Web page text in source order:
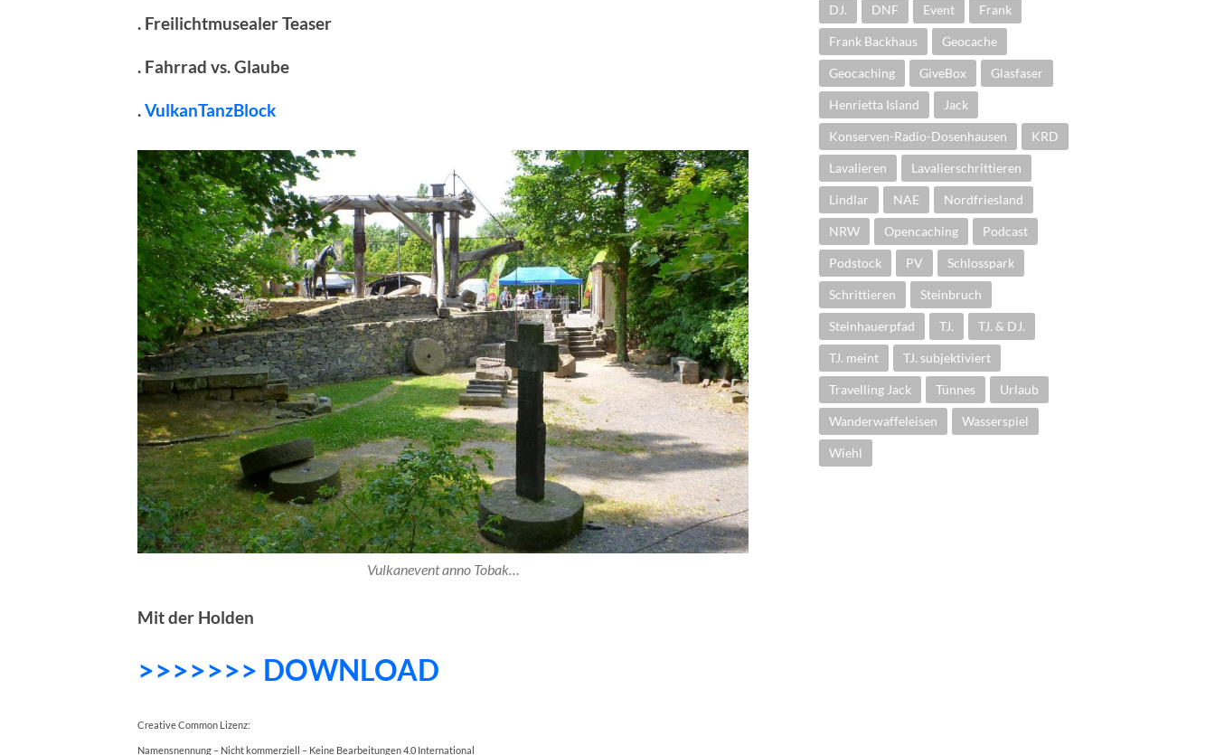
. Freilichtmusealer Teaser
. Fahrrad vs. Glaube
.VulkanTanzBlock
Vulkanevent anno Tobak…
Mit der Holden
>>>>>>> DOWNLOAD
Creative Common Lizenz:
Namensnennung – Nicht kommerziell – Keine Bearbeitungen 4.0 International
DJ. DNF Event Frank
Frank Backhaus Geocache
Geocaching GiveBox Glasfaser
Henrietta Island Jack
Konserven-Radio-Dosenhausen KRD
Lavalieren Lavalierschrittieren
Lindlar NAE Nordfriesland
NRW Opencaching Podcast
Podstock PV Schlosspark
Schrittieren Steinbruch
Steinhauerpfad TJ. TJ. & DJ.
TJ. meint TJ. subjektiviert
Travelling Jack Tünnes Urlaub
Wanderwaffeleisen Wasserspiel
Wiehl